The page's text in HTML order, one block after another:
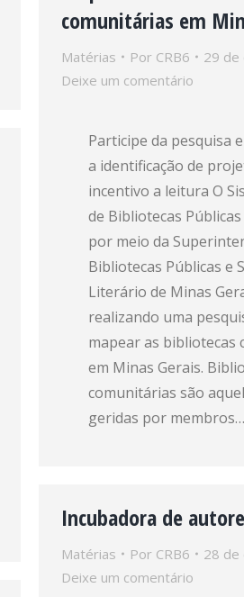
comunitárias em
Matérias Por CRB6
29 de
Deixe um comentário
Participe da pesquisa
a identificação de
incentivo a leitura O
de Bibliotecas
por meio da
Bibliotecas Públicas e
Literário de Minas
realizando uma
mapear as bibliotecas
em Minas Gerais.
comunitárias são
geridas por membros…
Incubadora de
Matérias Por CRB6
28 de
Deixe um comentário